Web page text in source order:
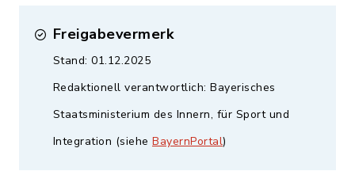
Freigabevermerk
Stand: 01.12.2025
Redaktionell verantwortlich: Bayerisches
Staatsministerium des Innern, für Sport und
Integration (siehe BayernPortal)